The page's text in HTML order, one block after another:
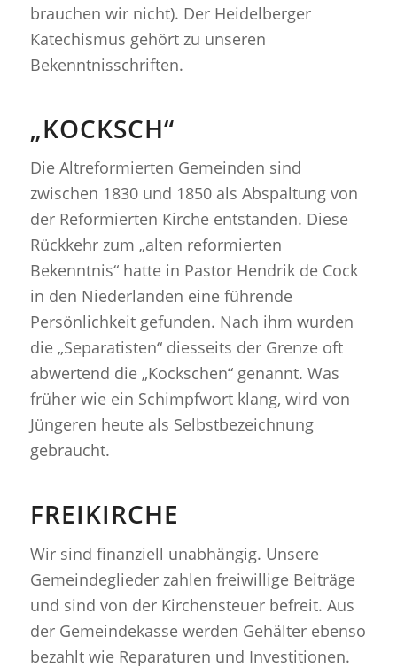
brauchen wir nicht). Der Heidelberger
Katechismus gehört zu unseren
Bekenntnisschriften.
„KOCKSCH“
Die Altreformierten Gemeinden sind
zwischen 1830 und 1850 als Abspaltung von
der Reformierten Kirche entstanden. Diese
Rückkehr zum „alten reformierten
Bekenntnis“ hatte in Pastor Hendrik de Cock
in den Niederlanden eine führende
Persönlichkeit gefunden. Nach ihm wurden
die „Separatisten“ diesseits der Grenze oft
abwertend die „Kockschen“ genannt. Was
früher wie ein Schimpfwort klang, wird von
Jüngeren heute als Selbstbezeichnung
gebraucht.
FREIKIRCHE
Wir sind finanziell unabhängig. Unsere
Gemeindeglieder zahlen freiwillige Beiträge
und sind von der Kirchensteuer befreit. Aus
der Gemeindekasse werden Gehälter ebenso
bezahlt wie Reparaturen und Investitionen.